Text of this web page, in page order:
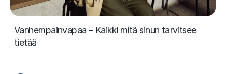
Vanhempainvapaa – Kaikki mitä sinun tarvitsee
tietää